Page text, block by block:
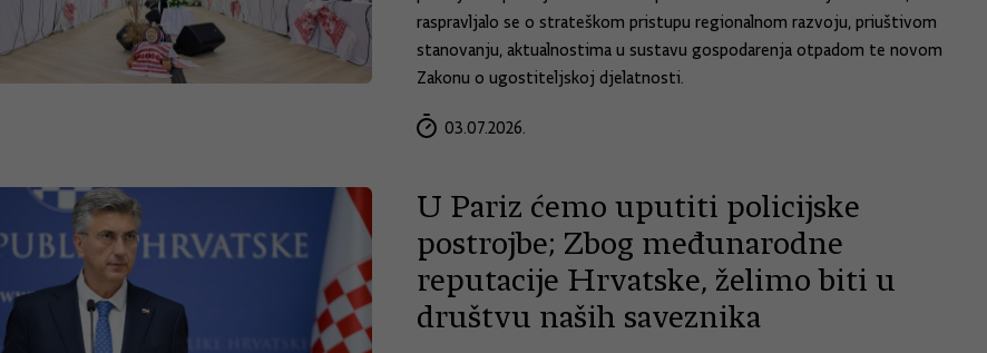
raspravljalo se o strateškom pristupu regionalnom razvoju, priuštivom
stanovanju, aktualnostima u sustavu gospodarenja otpadom te novom
Zakonu o ugostiteljskoj djelatnosti.
03.07.2026.
U Pariz ćemo uputiti policijske
postrojbe; Zbog međunarodne
reputacije Hrvatske, želimo biti u
društvu naših saveznika